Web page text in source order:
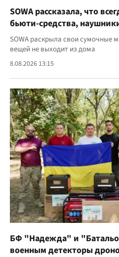
SOWA рассказала, что
бьюти-средства,
SOWA раскрыла свои сумочные
вещей не выходит из дома
8.08.2026 13:15
БФ "Надежда" и
военным детекторы